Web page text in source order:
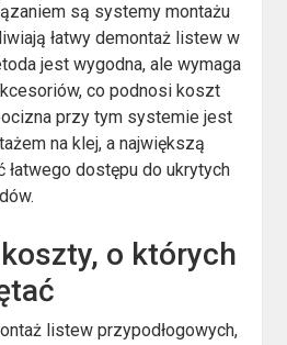
są systemy montażu
łatwy demontaż listew w
jest wygodna, ale wymaga
co podnosi koszt
przy tym systemie jest
na klej, a największą
dostępu do ukrytych
o których
listew przypodłogowych,